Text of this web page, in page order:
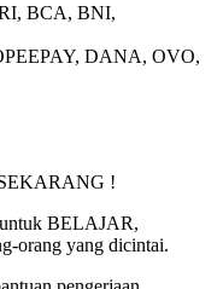
BCA, BNI,
DANA, OVO,
!
BELAJAR,
orang yang dicintai.